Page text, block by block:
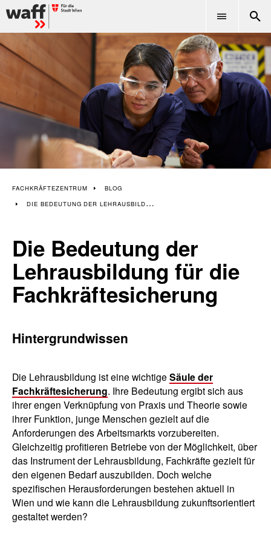
Fachkräftezentrum
FACHKRÄFTEZENTRUM
BLOG
DIE BEDEUTUNG DER LEHRAUSBILDUNG FÜR DIE FACHKRÄFTESICHERUNG
Die Bedeutung der
Lehrausbildung für die
Fachkräftesicherung
Hintergrundwissen
Die Lehrausbildung ist eine wichtige Säule der
Fachkräftesicherung. Ihre Bedeutung ergibt sich aus
ihrer engen Verknüpfung von Praxis und Theorie sowie
ihrer Funktion, junge Menschen gezielt auf die
Anforderungen des Arbeitsmarkts vorzubereiten.
Gleichzeitig profitieren Betriebe von der Möglichkeit, über
das Instrument der Lehrausbildung, Fachkräfte gezielt für
den eigenen Bedarf auszubilden. Doch welche
spezifischen Herausforderungen bestehen aktuell in
Wien und wie kann die Lehrausbildung zukunftsorientiert
gestaltet werden?